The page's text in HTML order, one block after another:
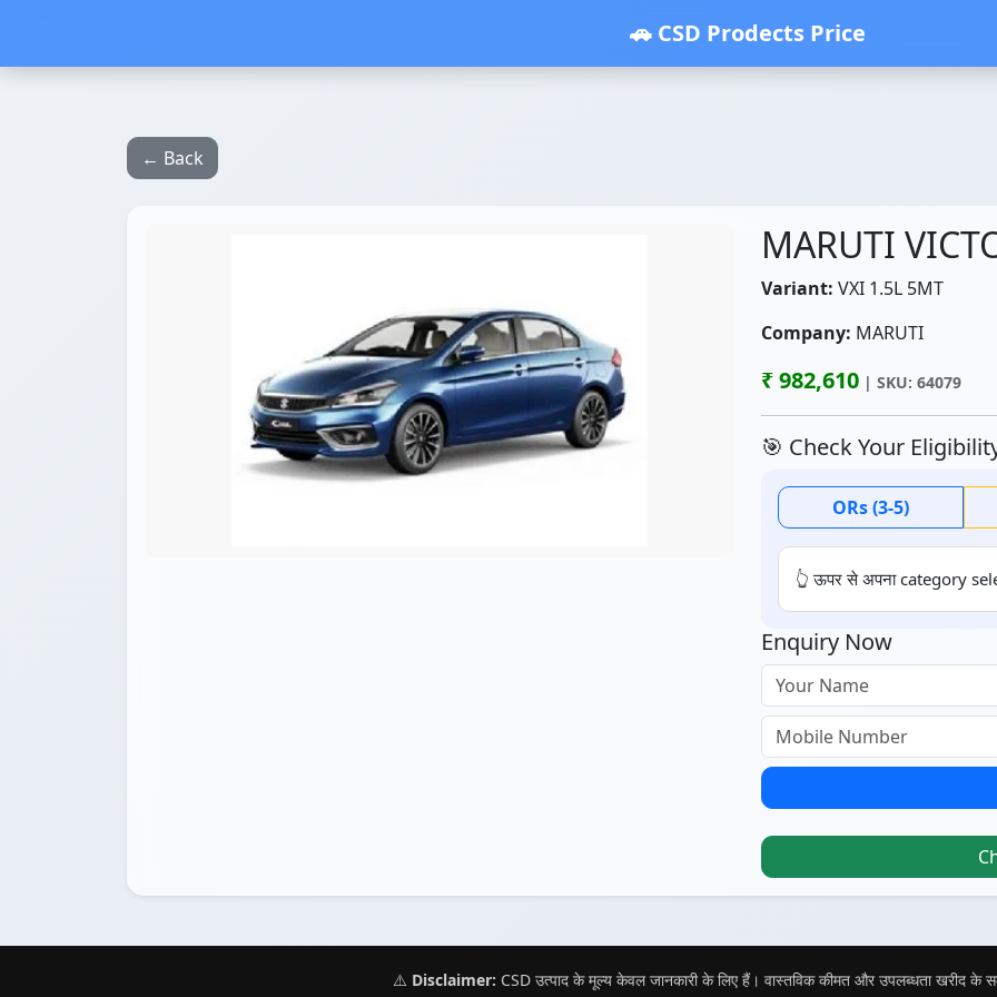
🚗 CSD Prodects Price
← Back
MARUTI
Variant: VXI 1.5L 5MT
Company: MARUTI
₹ 982,610 | SKU: 64079
🎯 Check Your
ORs (3-5)
👆 ऊपर से अपना category
Enquiry Now
⚠️ Disclaimer: CSD उत्पाद के मूल्य केवल जानकारी के लिए हैं। वास्तविक कीमत और उपलब्धता खरीद के